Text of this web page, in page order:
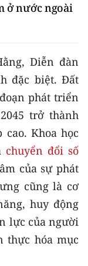
ở nước ngoài
Diễn đàn
đặc biệt. Đất
phát triển
trở thành
Khoa học
chuyển đổi số
của sự phát
cũng là cơ
huy động
lực của người
thực hóa mục